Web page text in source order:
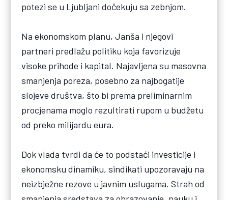
potezi se u Ljubljani dočekuju sa zebnjom.
Na ekonomskom planu, Janša i njegovi
partneri predlažu politiku koja favorizuje
visoke prihode i kapital. Najavljena su masovna
smanjenja poreza, posebno za najbogatije
slojeve društva, što bi prema preliminarnim
procjenama moglo rezultirati rupom u budžetu
od preko milijardu eura.
Dok vlada tvrdi da će to podstaći investicije i
ekonomsku dinamiku, sindikati upozoravaju na
neizbježne rezove u javnim uslugama. Strah od